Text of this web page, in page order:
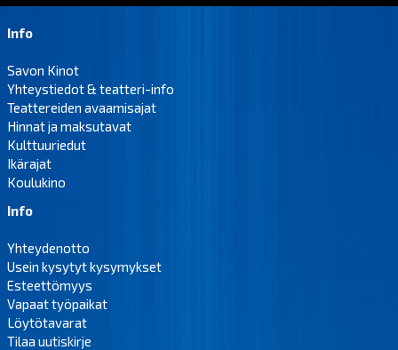
Info
Savon Kinot
Yhteystiedot & teatteri-info
Teattereiden avaamisajat
Hinnat ja maksutavat
Kulttuuriedut
Ikärajat
Koulukino
Info
Yhteydenotto
Usein kysytyt kysymykset
Esteettömyys
Vapaat työpaikat
Löytötavarat
Tilaa uutiskirje